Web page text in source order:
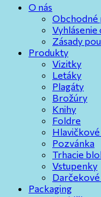
O nás
Obchodné
Zásady
Produkty
Vizitky
Letáky
Plagáty
Brožúry
Knihy
Foldre
Pozvánka
Trhacie
Vstupenky
Packaging